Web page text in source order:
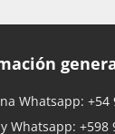
Whatsapp: +54
Whatsapp: +598